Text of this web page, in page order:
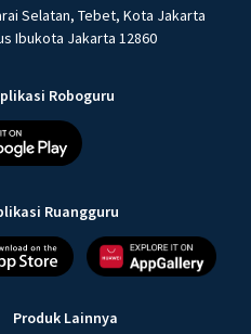
Selatan, Tebet, Kota Jakarta
Ibukota Jakarta 12860
Roboguru
Ruangguru
Produk Lainnya